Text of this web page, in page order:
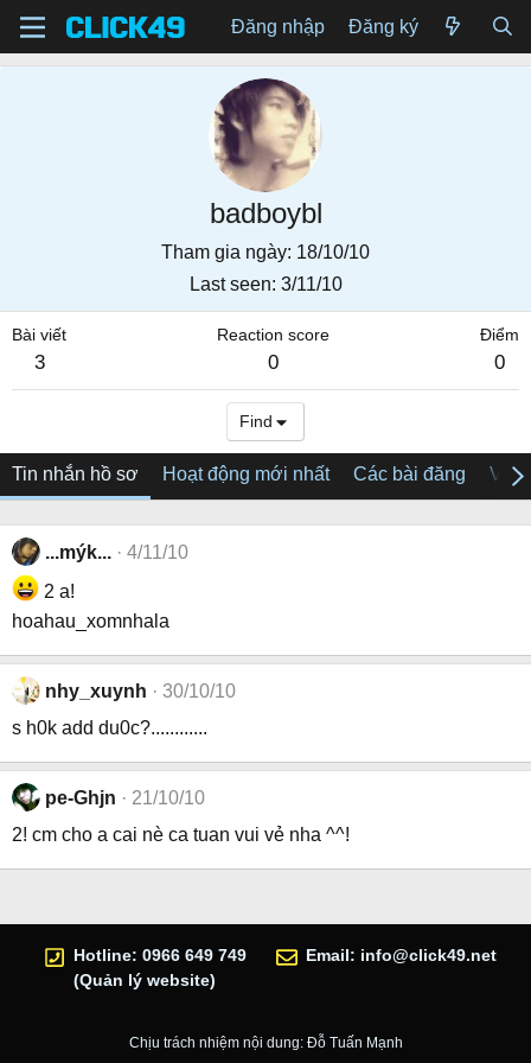
Đăng nhập Đăng ký
badboybl
Tham gia ngày 18/10/10
Last seen 3/11/10
Bài viết
3
Reaction score
0
Điểm
0
Find
Tin nhắn hồ sơ Hoạt động mới nhất Các bài đăng Về
...mýk...
4/11/10
2 a!
hoahau_xomnhala
nhy_xuynh
30/10/10
s h0k add du0c?............
pe-Ghjn
21/10/10
2! cm cho a cai nè ca tuan vui vẻ nha ^^!
Hotline: 0966 649 749
(Quản lý website)
Email: info@click49.net
Chịu trách nhiệm nội dung: Đỗ Tuấn Mạnh